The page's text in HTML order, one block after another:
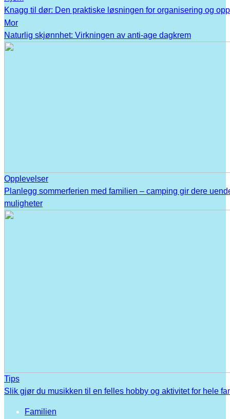
Knagg til dør: Den praktiske løsningen for organisering og
Mor
Naturlig skjønnhet: Virkningen av anti-age dagkrem
Opplevelser
Planlegg sommerferien med familien – camping gir dere
muligheter
Tips
Slik gjør du musikken til en felles hobby og aktivitet for hele
Familien